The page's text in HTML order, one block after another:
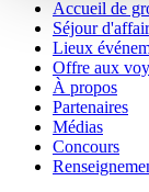
Accueil de
Séjour
Lieux
Offre aux
À propos
Partenaires
Médias
Concours